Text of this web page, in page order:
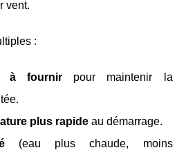
vent.
:
à fournirpour maintenir la
plus rapide au démarrage.
(eau plus chaude, moins